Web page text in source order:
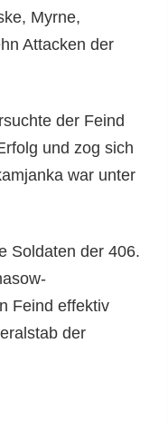
Myrne,
Attacken der
der Feind
und zog sich
war unter
Soldaten der 406.
Feind effektiv
der